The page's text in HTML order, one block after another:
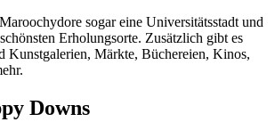
sogar eine Universitätsstadt und
Erholungsorte. Zusätzlich gibt es
Kunstgalerien, Märkte, Büchereien, Kinos,
Downs